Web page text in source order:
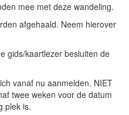
mee met deze wandeling.
afgehaald. Neem hierover
gids/kaartlezer besluiten de
vanaf nu aanmelden. NIET
twee weken voor de datum
plek is.